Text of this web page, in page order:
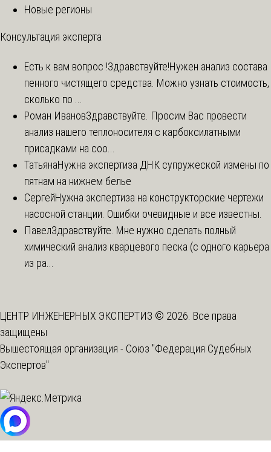
Новые регионы
Консультация эксперта
Есть к вам вопрос !Здравствуйте!Нужен анализ состава
пенного чистящего средства. Можно узнать стоимость,
сколько по ...
Роман ИвановЗдравствуйте. Просим Вас провести
анализ нашего теплоносителя с карбоксилатными
присадками на соо...
ТатьянаНужна экспертиза ДНК супружеской измены по
пятнам на нижнем белье
СергейНужна экспертиза на конструкторские чертежи
насосной станции. Ошибки очевидные и все известны.
ПавелЗдравствуйте. Мне нужно сделать полный
химический анализ кварцевого песка (с одного карьера
из ра...
ЦЕНТР ИНЖЕНЕРНЫХ ЭКСПЕРТИЗ © 2026. Все права
защищены
Вышестоящая организация - Союз "Федерация Судебных
Экспертов"